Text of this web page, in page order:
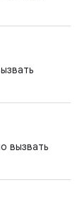
вызвать